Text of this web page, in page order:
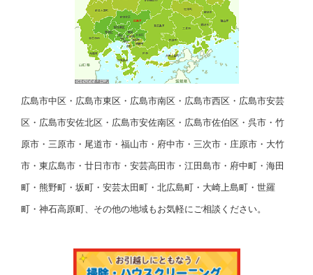
広島市中区・広島市東区・広島市南区・広島市西区・広島市安芸
区・広島市安佐北区・広島市安佐南区・広島市佐伯区・呉市・竹
原市・三原市・尾道市・福山市・府中市・三次市・庄原市・大竹
市・東広島市・廿日市市・安芸高田市・江田島市・府中町・海田
町・熊野町・坂町・安芸太田町・北広島町・大崎上島町・世羅
町・神石高原町、その他の地域もお気軽にご相談ください。